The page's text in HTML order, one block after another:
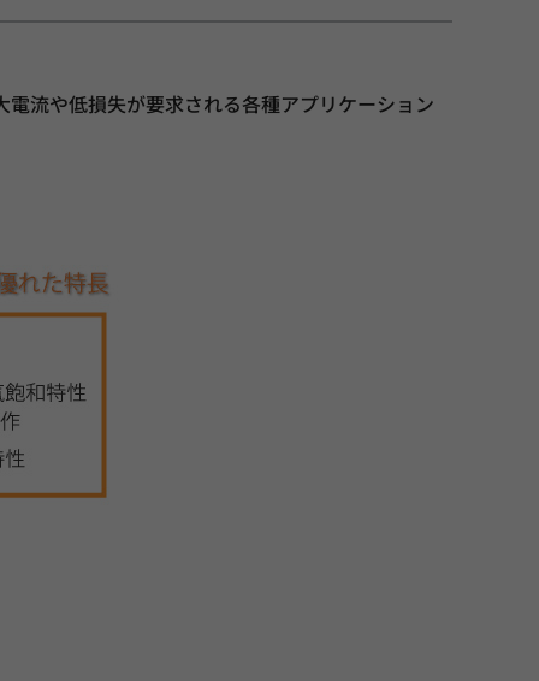
流や低損失が要求される各種アプリケーション